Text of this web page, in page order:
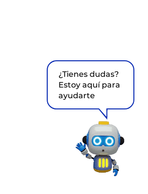
¿Tienes dudas?
Estoy aquí para
ayudarte